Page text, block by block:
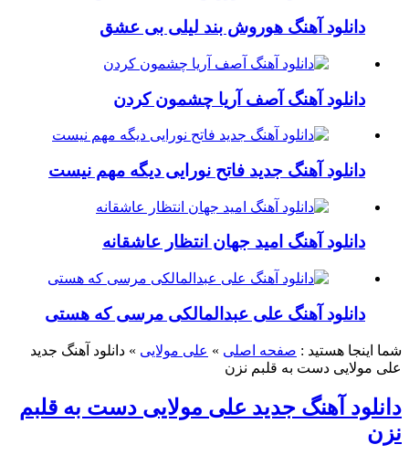
دانلود آهنگ هوروش بند لیلی بی عشق
دانلود آهنگ آصف آریا چشمون کردن
دانلود آهنگ جدید فاتح نورایی دیگه مهم نیست
دانلود آهنگ امید جهان انتظار عاشقانه
دانلود آهنگ علی عبدالمالکی مرسی که هستی
شما اینجا هستید : صفحه اصلی » علی مولایی » دانلود آهنگ جدید
علی مولایی دست به قلبم نزن
دانلود آهنگ جدید علی مولایی دست به قلبم
نزن